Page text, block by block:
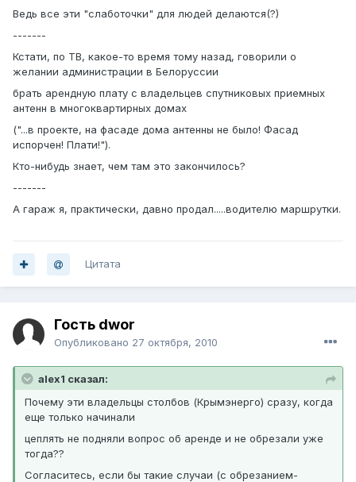
Ведь все эти "слаботочки" для людей делаются(?)
-------
Кстати, по ТВ, какое-то время тому назад, говорили о
желании администрации в Белоруссии
брать арендную плату с владельцев спутниковых приемных
антенн в многоквартирных домах
("...в проекте, на фасаде дома антенны не было! Фасад
испорчен! Плати!").
Кто-нибудь знает, чем там это закончилось?
-------
А гараж я, практически, давно продал.....водителю маршрутки.
Цитата
Гость dwor
Опубликовано 27 октября, 2010
alex1 сказал:
Почему эти владельцы столбов (Крымэнерго) сразу, когда
еще только начинали
цеплять не подняли вопрос об аренде и не обрезали уже
тогда??
Согласитесь, если бы такие случаи (с обрезанием-